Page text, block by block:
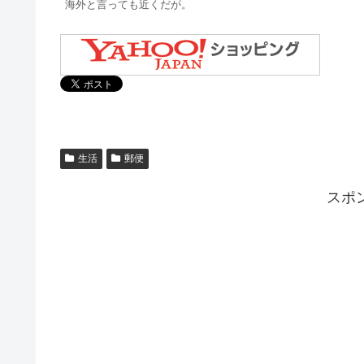
海外と言っても近くだが。
生活 郵便
スポ